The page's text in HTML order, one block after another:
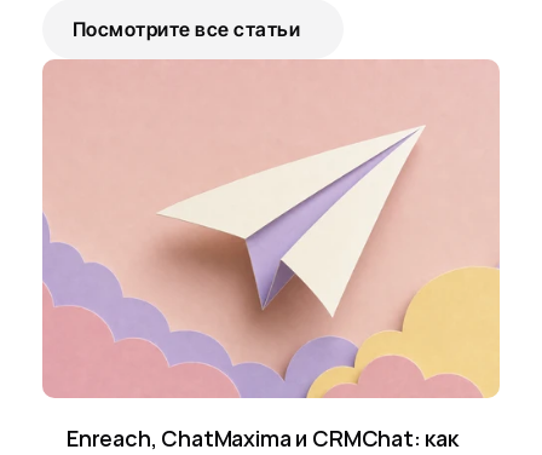
Посмотрите все статьи
Enreach, ChatMaxima и CRMChat: как